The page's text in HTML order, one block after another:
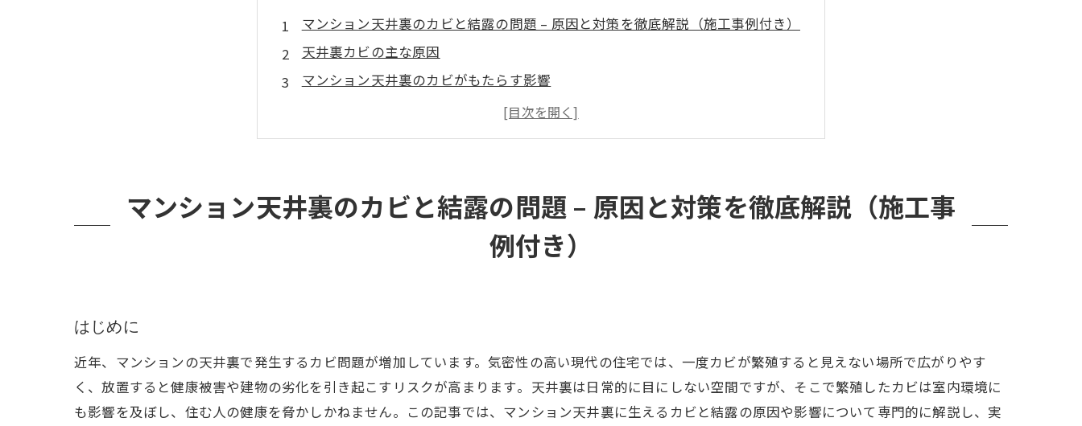
マンション天井裏のカビと結露の問題 – 原因と対策を徹底解説（施工事例付き）
天井裏カビの主な原因
マンション天井裏のカビがもたらす影響
実際の施工事例：カビバスターズ福岡の対応事例
マンション天井裏のカビを防ぐ方法
まとめと無料相談のご案内
マンション天井裏のカビと結露の問題 – 原因と対策を徹底解説（施工事
例付き）
はじめに
近年、マンションの天井裏で発生するカビ問題が増加しています。気密性の高い現代の住宅では、一度カビが繁殖すると見えない場所で広がりやす
く、放置すると健康被害や建物の劣化を引き起こすリスクが高まります​。天井裏は日常的に目にしない空間ですが、そこで繁殖したカビは室内環境に
も影響を及ぼし、住む人の健康を脅かしかねません。この記事では、マンション天井裏に生えるカビと結露の原因や影響について専門的に解説し、実